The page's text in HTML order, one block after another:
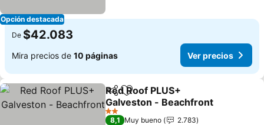
Opción destacada
De $42.083
Mira precios de 10 páginas Ver precios
CompartirAgregar a favoritos
Red Roof PLUS+
Galveston - Beachfront
Ver precios
2 Estrellas
8,1 Muy bueno
2.783